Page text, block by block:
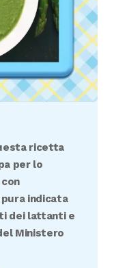
ricetta
per lo
indicata
dei lattanti e
Ministero